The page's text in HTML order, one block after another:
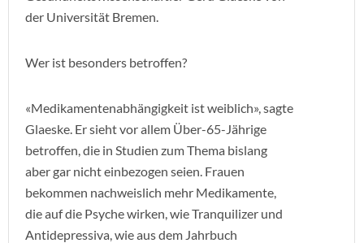
der Universität Bremen.
Wer ist besonders betroffen?
«Medikamentenabhängigkeit ist weiblich», sagte
Glaeske. Er sieht vor allem Über-65-Jährige
betroffen, die in Studien zum Thema bislang
aber gar nicht einbezogen seien. Frauen
bekommen nachweislich mehr Medikamente,
die auf die Psyche wirken, wie Tranquilizer und
Antidepressiva, wie aus dem Jahrbuch